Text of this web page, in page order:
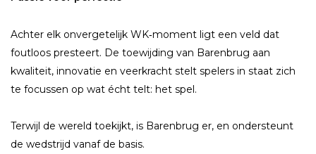
Achter elk onvergetelijk WK‑moment ligt een veld dat
foutloos presteert. De toewijding van Barenbrug aan
kwaliteit, innovatie en veerkracht stelt spelers in staat zich
te focussen op wat écht telt: het spel.
Terwijl de wereld toekijkt, is Barenbrug er, en ondersteunt
de wedstrijd vanaf de basis.